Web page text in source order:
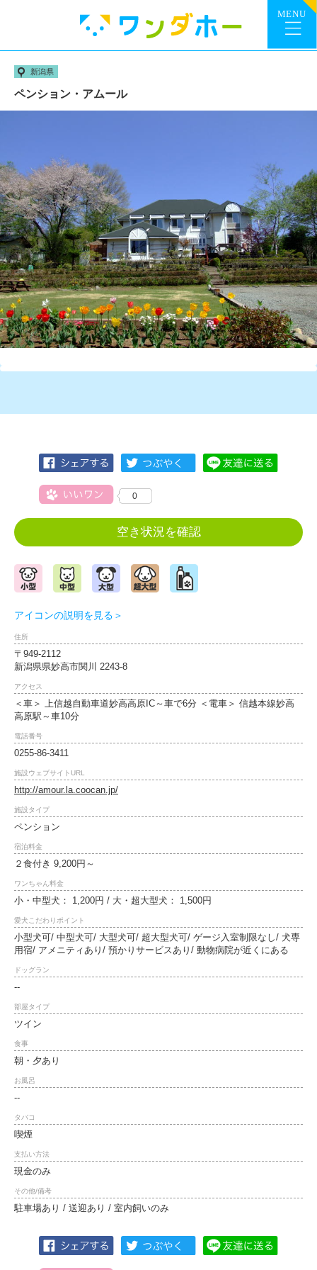
新潟県
ペンション・アムール
0
空き状況を確認
アイコンの説明を見る＞
住所
〒949-2112
新潟県県妙高市関川 2243‐8
アクセス
＜車＞ 上信越自動車道妙高高原IC～車で6分 ＜電車＞ 信越本線妙高
高原駅～車10分
電話番号
0255-86-3411
施設ウェブサイトURL
http://amour.la.coocan.jp/
施設タイプ
ペンション
宿泊料金
２食付き 9,200円～
ワンちゃん料金
小・中型犬： 1,200円 / 大・超大型犬： 1,500円
愛犬こだわりポイント
小型犬可/ 中型犬可/ 大型犬可/ 超大型犬可/ ゲージ入室制限なし/ 犬専
用宿/ アメニティあり/ 預かりサービスあり/ 動物病院が近くにある
ドッグラン
--
部屋タイプ
ツイン
食事
朝・夕あり
お風呂
--
タバコ
喫煙
支払い方法
現金のみ
その他/備考
駐車場あり / 送迎あり / 室内飼いのみ